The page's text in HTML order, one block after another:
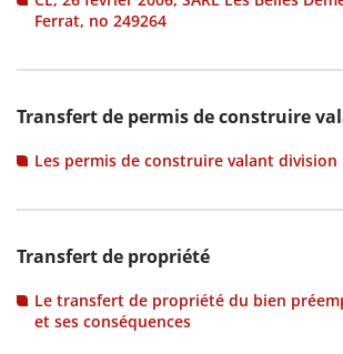
Ferrat, no 249264
Transfert de permis de construire
Les permis de construire valant division
Transfert de propriété
Le transfert de propriété du bien
et ses conséquences